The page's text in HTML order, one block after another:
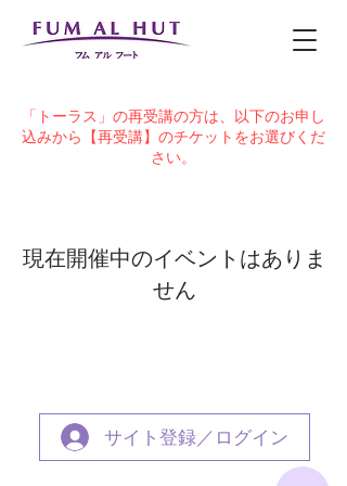
「トーラス」の再受講の方は、以下のお申し
込みから【再受講】のチケットをお選びくだ
さい。
現在開催中のイベントはありま
せん
サイト登録／ログイン